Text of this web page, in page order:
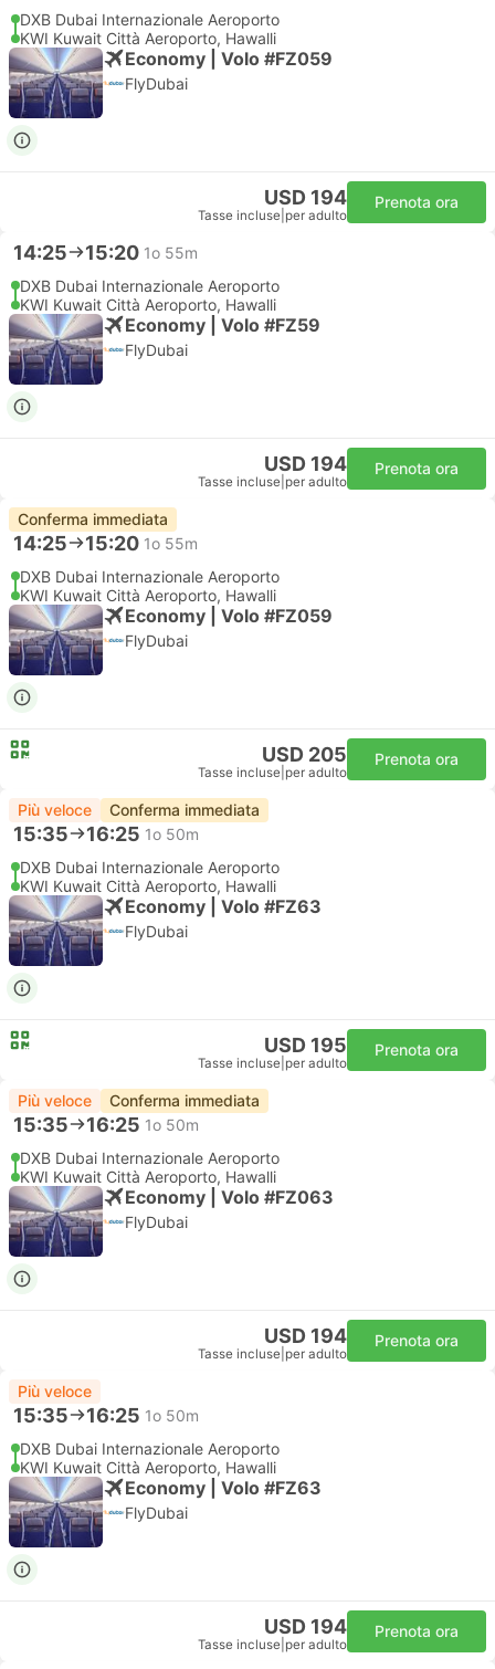
DXB Dubai Internazionale Aeroporto
KWI Kuwait Città Aeroporto, Hawalli
Economy | Volo #FZ059
FlyDubai
USD 194
Tasse incluse per adulto
Prenota ora
14:25 15:20 1o 55m
DXB Dubai Internazionale Aeroporto
KWI Kuwait Città Aeroporto, Hawalli
Economy | Volo #FZ59
FlyDubai
USD 194
Tasse incluse per adulto
Prenota ora
Conferma immediata
14:25 15:20 1o 55m
DXB Dubai Internazionale Aeroporto
KWI Kuwait Città Aeroporto, Hawalli
Economy | Volo #FZ059
FlyDubai
USD 205
Tasse incluse per adulto
Prenota ora
Più veloce Conferma immediata
15:35 16:25 1o 50m
DXB Dubai Internazionale Aeroporto
KWI Kuwait Città Aeroporto, Hawalli
Economy | Volo #FZ63
FlyDubai
USD 195
Tasse incluse per adulto
Prenota ora
Più veloce Conferma immediata
15:35 16:25 1o 50m
DXB Dubai Internazionale Aeroporto
KWI Kuwait Città Aeroporto, Hawalli
Economy | Volo #FZ063
FlyDubai
USD 194
Tasse incluse per adulto
Prenota ora
Più veloce
15:35 16:25 1o 50m
DXB Dubai Internazionale Aeroporto
KWI Kuwait Città Aeroporto, Hawalli
Economy | Volo #FZ63
FlyDubai
USD 194
Tasse incluse per adulto
Prenota ora